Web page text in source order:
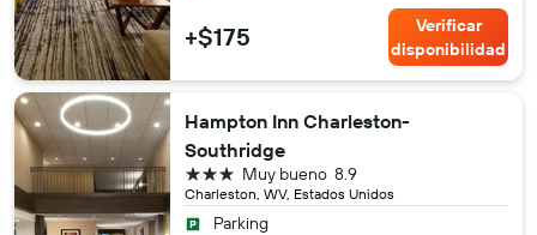
+$175
Verificar
disponibilidad
Hampton Inn Charleston-
Southridge
Charleston, WV, Estados Unidos
8.9
Muy bueno
3 estrellas
Parking